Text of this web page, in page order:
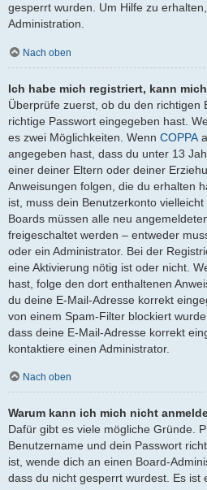
gesperrt wurden. Um Hilfe zu
Administration.
Nach oben
Ich habe mich registriert, kann
Überprüfe zuerst, ob du den richtigen
richtige Passwort eingegeben hast.
es zwei Möglichkeiten. Wenn COPPA
angegeben hast, dass du unter 13
einer deiner Eltern oder deiner
Anweisungen folgen, die du erhalten
ist, muss dein Benutzerkonto
Boards müssen alle neu
freigeschaltet werden – entweder
oder ein Administrator. Bei der
eine Aktivierung nötig ist oder nicht.
hast, folge den dort enthaltenen
du deine E-Mail-Adresse korrekt
von einem Spam-Filter blockiert
dass deine E-Mail-Adresse korrekt
kontaktiere einen Administrator.
Nach oben
Warum kann ich mich nicht
Dafür gibt es viele mögliche Gründe.
Benutzername und dein Passwort
ist, wende dich an einen Board-
dass du nicht gesperrt wurdest. Es ist